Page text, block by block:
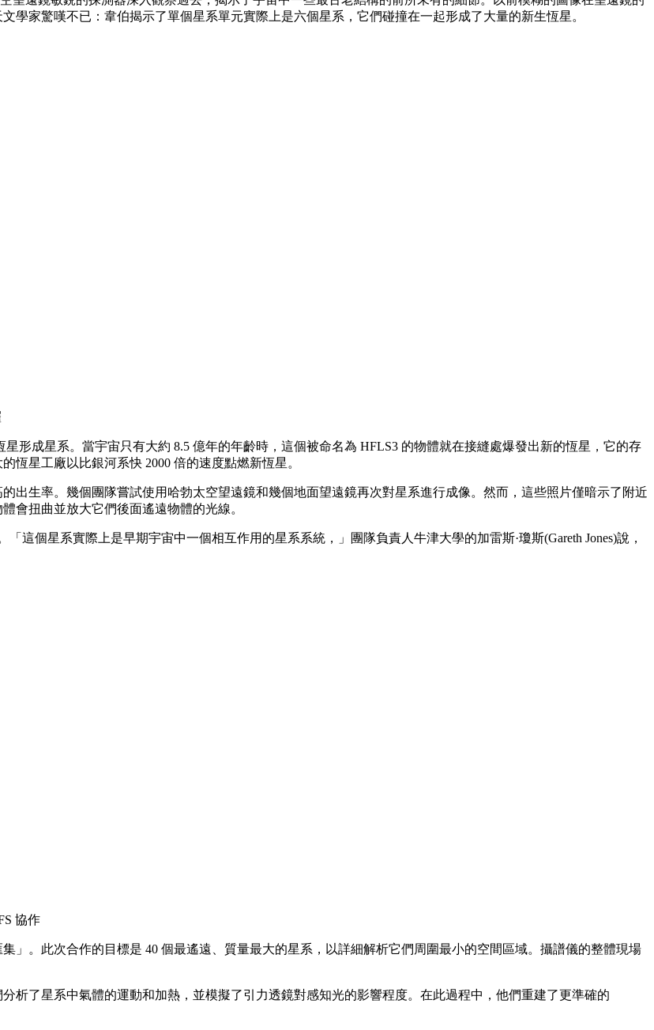
學家驚嘆不已：韋伯揭示了單個星系單元實際上是六個星系，它們碰撞在一起形成了大量的新生恆星。
形成星系。當宇宙只有大約 8.5 億年的年齡時，這個被命名為 HFLS3 的物體就在接縫處爆發出新的恆星，它的存
恆星工廠以比銀河系快 2000 倍的速度點燃新恆星。
出生率。幾個團隊嘗試使用哈勃太空望遠鏡和幾個地面望遠鏡再次對星系進行成像。然而，這些照片僅暗示了附近
扭曲並放大它們後面遙遠物體的光線。
這個星系實際上是早期宇宙中一個相互作用的星系系統，」團隊負責人牛津大學的加雷斯·瓊斯(Gareth Jones)說，
協作
」。此次合作的目標是 40 個最遙遠、質量最大的星系，以詳細解析它們周圍最小的空間區域。攝譜儀的整體現場
析了星系中氣體的運動和加熱，並模擬了引力透鏡對感知光的影響程度。在此過程中，他們重建了更準確的